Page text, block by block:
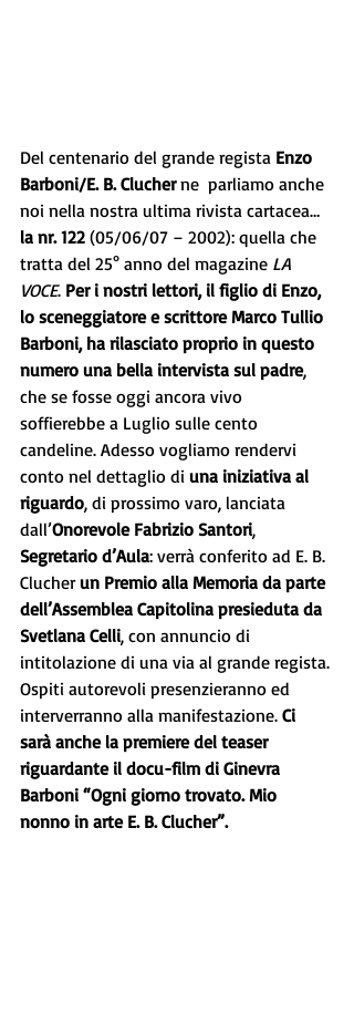
Del centenario del grande regista Enzo
Barboni/E. B. Clucher ne  parliamo anche
noi nella nostra ultima rivista cartacea…
la nr. 122 (05/06/07 – 2002): quella che
tratta del 25° anno del magazine LA
VOCE. Per i nostri lettori, il figlio di Enzo,
lo sceneggiatore e scrittore Marco Tullio
Barboni, ha rilasciato proprio in questo
numero una bella intervista sul padre,
che se fosse oggi ancora vivo
soffierebbe a Luglio sulle cento
candeline. Adesso vogliamo rendervi
conto nel dettaglio di una iniziativa al
riguardo, di prossimo varo, lanciata
dall’Onorevole Fabrizio Santori,
Segretario d’Aula: verrà conferito ad E. B.
Clucher un Premio alla Memoria da parte
dell’Assemblea Capitolina presieduta da
Svetlana Celli, con annuncio di
intitolazione di una via al grande regista.
Ospiti autorevoli presenzieranno ed
interverranno alla manifestazione. Ci
sarà anche la premiere del teaser
riguardante il docu-film di Ginevra
Barboni “Ogni giorno trovato. Mio
nonno in arte E. B. Clucher”.